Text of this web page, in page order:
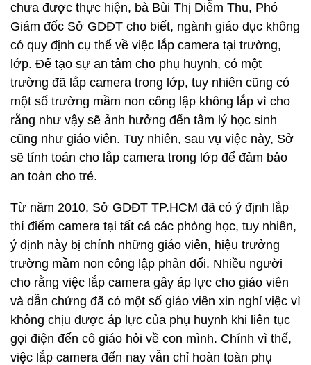
chưa được thực hiện, bà Bùi Thị Diễm Thu, Phó
Giám đốc Sở GDĐT cho biết, ngành giáo dục không
có quy định cụ thể về việc lắp camera tại trường,
lớp. Để tạo sự an tâm cho phụ huynh, có một
trường đã lắp camera trong lớp, tuy nhiên cũng có
một số trường mầm non công lập không lắp vì cho
rằng như vậy sẽ ảnh hưởng đến tâm lý học sinh
cũng như giáo viên. Tuy nhiên, sau vụ việc này, Sở
sẽ tính toán cho lắp camera trong lớp để đảm bảo
an toàn cho trẻ.
Từ năm 2010, Sở GDĐT TP.HCM đã có ý định lắp
thí điểm camera tại tất cả các phòng học, tuy nhiên,
ý định này bị chính những giáo viên, hiệu trưởng
trường mầm non công lập phản đối. Nhiều người
cho rằng việc lắp camera gây áp lực cho giáo viên
và dẫn chứng đã có một số giáo viên xin nghỉ việc vì
không chịu được áp lực của phụ huynh khi liên tục
gọi điện đến cô giáo hỏi về con mình. Chính vì thế,
việc lắp camera đến nay vẫn chỉ hoàn toàn phụ